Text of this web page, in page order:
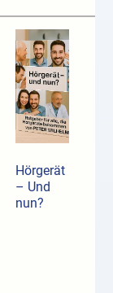
Hörgerät
– Und
nun?